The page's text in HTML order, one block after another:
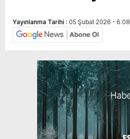
Yayınlanma Tarihi : 05 Şubat 2026 - 6:08